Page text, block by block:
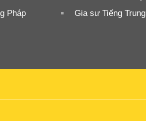
Pháp Gia sư Tiếng Trung